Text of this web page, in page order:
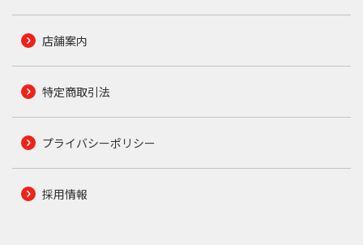
店舗案内
特定商取引法
プライバシーポリシー
採用情報